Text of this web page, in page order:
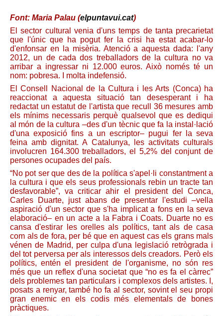
Font: Maria Palau (elpuntavui.cat)
El sector cultural venia d'uns temps de tanta precarietat
que l'únic que ha pogut fer la crisi ha estat acabar-lo
d'enfonsar en la misèria. Atenció a aquesta dada: l'any
2012, un de cada dos treballadors de la cultura no va
arribar a ingressar ni 12.000 euros. Això només té un
nom: pobresa. I molta indefensió.
El Consell Nacional de la Cultura i les Arts (Conca) ha
reaccionat a aquesta situació tan desesperant i ha
redactat un estatut de l'artista que recull 36 mesures amb
els mínims necessaris perquè qualsevol que es dediqui
al món de la cultura –des d'un tècnic que fa la instal·lació
d'una exposició fins a un escriptor– pugui fer la seva
feina amb dignitat. A Catalunya, les activitats culturals
involucren 164.300 treballadors, el 5,2% del conjunt de
persones ocupades del país.
“No pot ser que des de la política s'apel·li constantment a
la cultura i que els seus professionals rebin un tracte tan
desfavorable”, va criticar ahir el president del Conca,
Carles Duarte, just abans de presentar l'estudi –vella
aspiració d'un sector que s'ha implicat a fons en la seva
elaboració– en un acte a la Fabra i Coats. Duarte no es
cansa d'estirar les orelles als polítics, tant als de casa
com als de fora, per bé que en aquest cas els grans mals
vénen de Madrid, per culpa d'una legislació retrògrada i
del tot perversa per als interessos dels creadors. Però els
polítics, entén el president de l'organisme, no són res
més que un reflex d'una societat que “no es fa el càrrec”
dels problemes tan particulars i complexos dels artistes. I,
posats a renyar, també ho fa al sector, sovint el seu propi
gran enemic en els codis més elementals de bones
pràctiques.